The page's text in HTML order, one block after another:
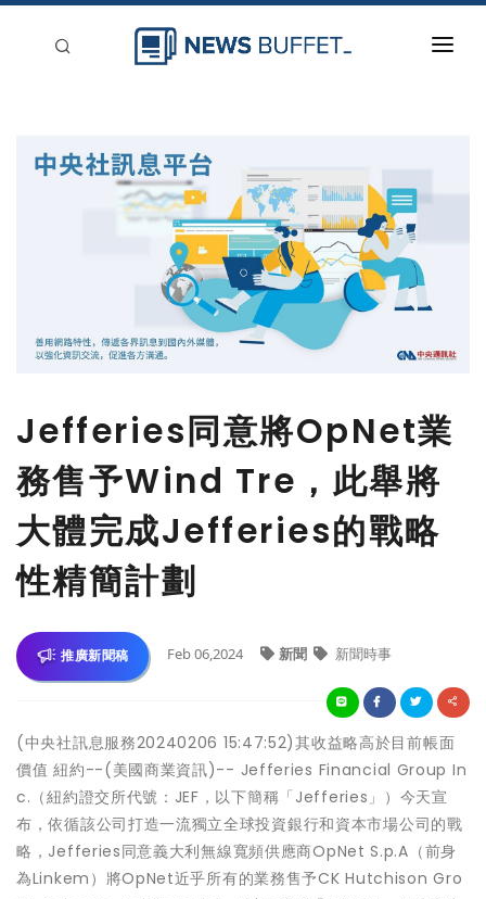
Jefferies同意將OpNet業
務售予Wind Tre，此舉將
大體完成Jefferies的戰略
性精簡計劃
推廣新聞稿 Feb 06,2024 新聞 新聞時事
(中央社訊息服務20240206 15:47:52)其收益略高於目前帳面
價值 紐約--(美國商業資訊)-- Jefferies Financial Group In
c.（紐約證交所代號：JEF，以下簡稱「Jefferies」）今天宣
布，依循該公司打造一流獨立全球投資銀行和資本市場公司的戰
略，Jefferies同意義大利無線寬頻供應商OpNet S.p.A（前身
為Linkem）將OpNet近乎所有的業務售予CK Hutchison Gro